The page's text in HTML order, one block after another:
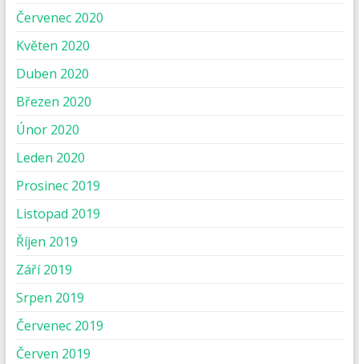
Červenec 2020
Květen 2020
Duben 2020
Březen 2020
Únor 2020
Leden 2020
Prosinec 2019
Listopad 2019
Říjen 2019
Září 2019
Srpen 2019
Červenec 2019
Červen 2019